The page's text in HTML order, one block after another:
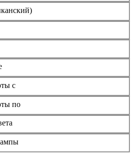
с
по